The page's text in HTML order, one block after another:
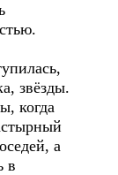
звёзды.
когда
а
в